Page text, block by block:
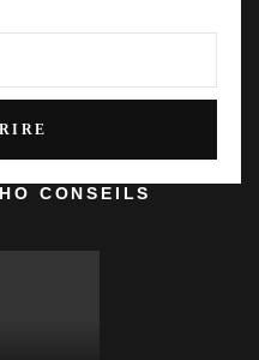
CONSEILS